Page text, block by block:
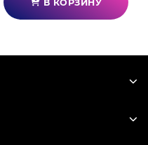
В КОРЗИНУ